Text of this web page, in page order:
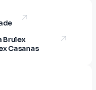
Brulex
Casanas